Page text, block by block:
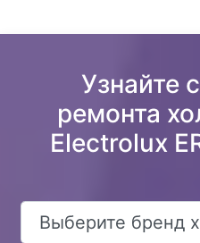
Узнайте
ремонта
Electrolux